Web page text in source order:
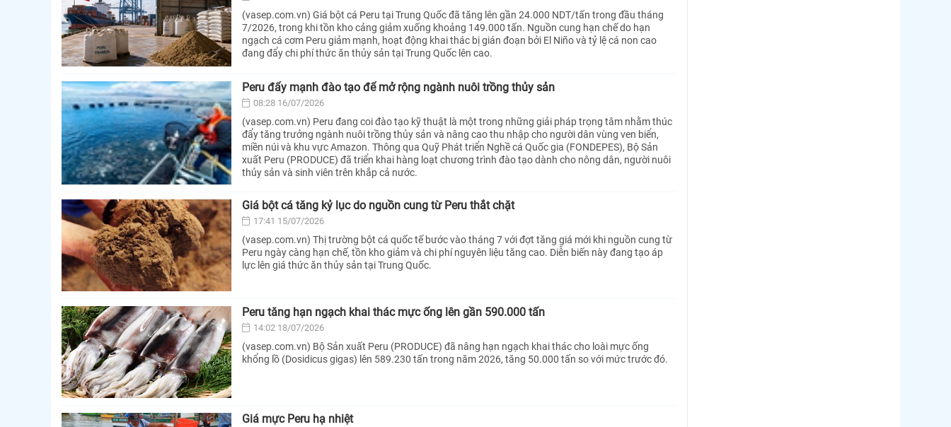
(vasep.com.vn) Giá bột cá Peru tại Trung Quốc đã tăng lên gần 24.000 NDT/tấn trong đầu tháng
7/2026, trong khi tồn kho cảng giảm xuống khoảng 149.000 tấn. Nguồn cung hạn chế do hạn
ngạch cá cơm Peru giảm mạnh, hoạt động khai thác bị gián đoạn bởi El Niño và tỷ lệ cá non cao
đang đẩy chi phí thức ăn thủy sản tại Trung Quốc lên cao.
Peru đẩy mạnh đào tạo để mở rộng ngành nuôi trồng thủy sản
08:28 16/07/2026
(vasep.com.vn) Peru đang coi đào tạo kỹ thuật là một trong những giải pháp trọng tâm nhằm thúc
đẩy tăng trưởng ngành nuôi trồng thủy sản và nâng cao thu nhập cho người dân vùng ven biển,
miền núi và khu vực Amazon. Thông qua Quỹ Phát triển Nghề cá Quốc gia (FONDEPES), Bộ Sản
xuất Peru (PRODUCE) đã triển khai hàng loạt chương trình đào tạo dành cho nông dân, người nuôi
thủy sản và sinh viên trên khắp cả nước.
Giá bột cá tăng kỷ lục do nguồn cung từ Peru thắt chặt
17:41 15/07/2026
(vasep.com.vn) Thị trường bột cá quốc tế bước vào tháng 7 với đợt tăng giá mới khi nguồn cung từ
Peru ngày càng hạn chế, tồn kho giảm và chi phí nguyên liệu tăng cao. Diễn biến này đang tạo áp
lực lên giá thức ăn thủy sản tại Trung Quốc.
Peru tăng hạn ngạch khai thác mực ống lên gần 590.000 tấn
14:02 18/07/2026
(vasep.com.vn) Bộ Sản xuất Peru (PRODUCE) đã nâng hạn ngạch khai thác cho loài mực ống
khổng lồ (Dosidicus gigas) lên 589.230 tấn trong năm 2026, tăng 50.000 tấn so với mức trước đó.
Giá mực Peru hạ nhiệt